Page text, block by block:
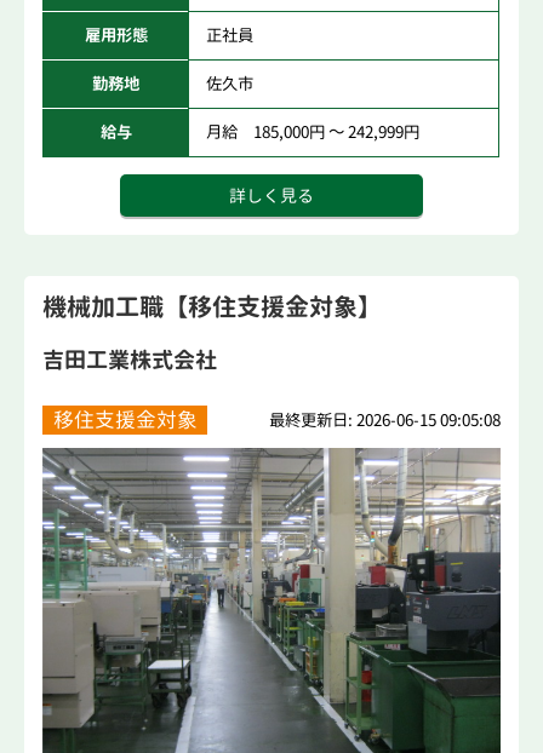
雇用形態 正社員
勤務地 佐久市
給与 月給 185,000円 ～ 242,999円
詳しく見る
機械加工職【移住支援金対象】
吉田工業株式会社
移住支援金対象 最終更新日: 2026-06-15 09:05:08